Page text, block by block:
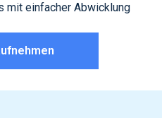
miteinfacher Abwicklung